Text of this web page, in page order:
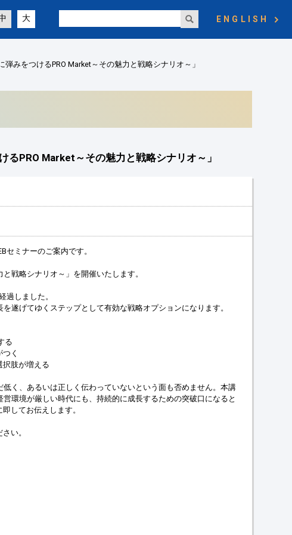
大 ENGLISH
みをつけるPRO Market～その魅力と戦略シナリオ～」
PRO Market～その魅力と戦略シナリオ～」
セミナーのご案内です。
戦略シナリオ～」を開催いたします。
過しました。
遂げてゆくステップとして有効な戦略オプションになります。
る
く
肢が増える
く、あるいは正しく伝わっていないという面も否めません。本講
環境が厳しい時代にも、持続的に成長するための突破口になると
してお伝えします。
い。